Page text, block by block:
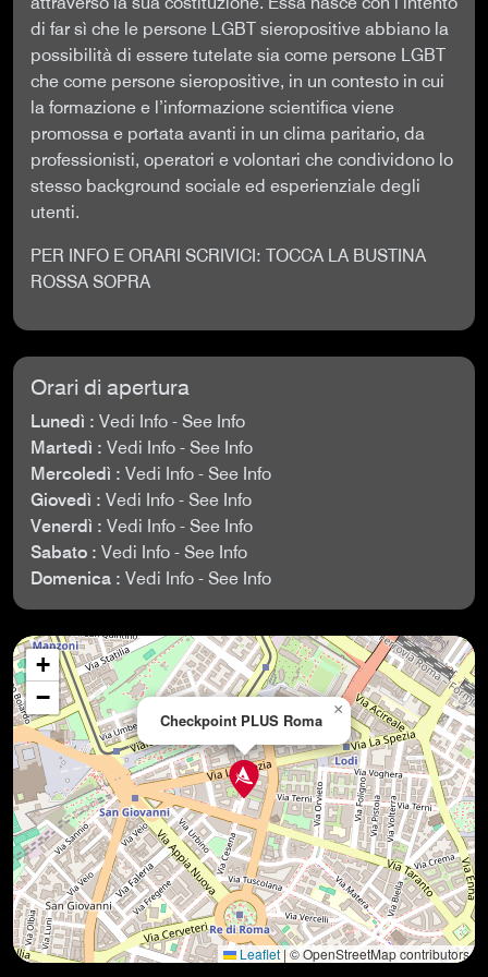
di far sì che le persone LGBT sieropositive abbiano la
possibilità di essere tutelate sia come persone LGBT
che come persone sieropositive, in un contesto in cui
la formazione e l’informazione scientifica viene
promossa e portata avanti in un clima paritario, da
professionisti, operatori e volontari che condividono lo
stesso background sociale ed esperienziale degli
utenti.
PER INFO E ORARI SCRIVICI: TOCCA LA BUSTINA
ROSSA SOPRA
Orari di apertura
Lunedì : Vedi Info - See Info
Martedì : Vedi Info - See Info
Mercoledì : Vedi Info - See Info
Giovedì : Vedi Info - See Info
Venerdì : Vedi Info - See Info
Sabato : Vedi Info - See Info
Domenica : Vedi Info - See Info
Checkpoint PLUS Roma
×
+
−
Leaflet|© OpenStreetMap contributors